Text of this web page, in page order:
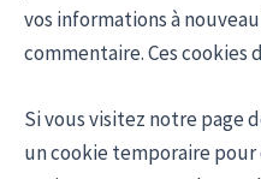
vos informations à
commentaire. Ces cookies
Si vous visitez notre page
un cookie temporaire